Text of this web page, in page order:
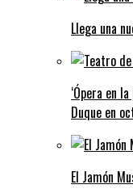
Llega una
‘Ópera en
Duque en
El Jamón